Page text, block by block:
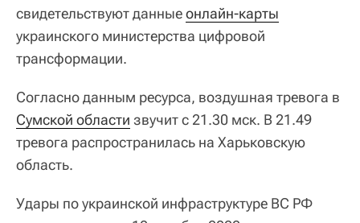
свидетельствуют данныеонлайн-карты
украинского министерства цифровой
трансформации.
Согласно данным ресурса, воздушная тревога в
Сумской области звучит с 21.30 мск. В 21.49
тревога распространилась на Харьковскую
область.
Удары по украинской инфраструктуре ВС РФ